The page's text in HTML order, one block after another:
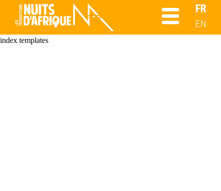
FR
EN
index templates